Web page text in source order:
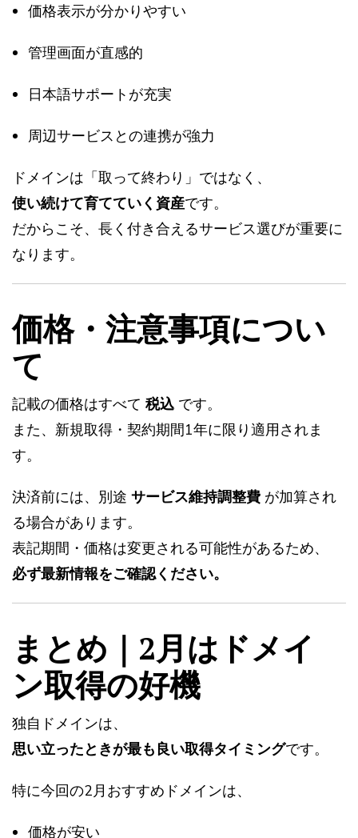
価格表示が分かりやすい
管理画面が直感的
日本語サポートが充実
周辺サービスとの連携が強力
ドメインは「取って終わり」ではなく、
使い続けて育てていく資産です。
だからこそ、長く付き合えるサービス選びが重要に
なります。
価格・注意事項につい
て
記載の価格はすべて 税込です。
また、新規取得・契約期間1年に限り適用されま
す。
決済前には、別途 サービス維持調整費 が加算され
る場合があります。
表記期間・価格は変更される可能性があるため、
必ず最新情報をご確認ください。
まとめ｜2月はドメイ
ン取得の好機
独自ドメインは、
思い立ったときが最も良い取得タイミングです。
特に今回の2月おすすめドメインは、
価格が安い